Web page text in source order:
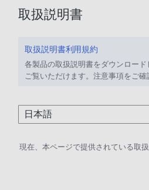
取扱説明書
取扱説明書利用規約
各製品の取扱説明書をダウンロード
ご覧いただけます。注意事項をご確
現在、本ページで提供されている取